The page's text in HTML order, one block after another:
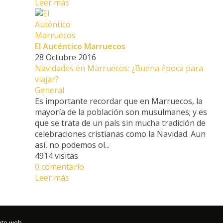
Leer más
El Auténtico Marruecos
28 Octubre 2016
Navidades en Marruecos: ¿Buena época para
viajar?
General
Es importante recordar que en Marruecos, la
mayoría de la población son musulmanes; y es
que se trata de un país sin mucha tradición de
celebraciones cristianas como la Navidad. Aun
así, no podemos ol...
4914 visitas
0 comentario
Leer más